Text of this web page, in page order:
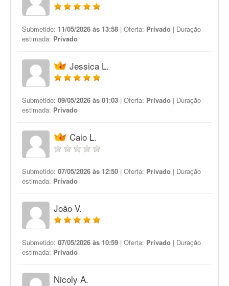
Submetido: 11/05/2026 às 13:58 | Oferta: Privado | Duração
estimada: Privado
Jessica L.
Submetido: 09/05/2026 às 01:03 | Oferta: Privado | Duração
estimada: Privado
Caio L.
Submetido: 07/05/2026 às 12:50 | Oferta: Privado | Duração
estimada: Privado
João V.
Submetido: 07/05/2026 às 10:59 | Oferta: Privado | Duração
estimada: Privado
Nicoly A.